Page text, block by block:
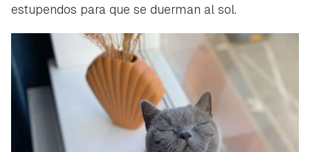
estupendos para que se duerman al sol.